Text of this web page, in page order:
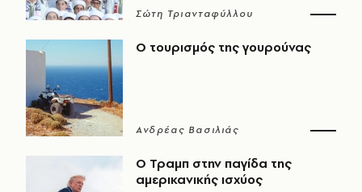
Σώτη Τριανταφύλλου
Ο τουρισμός της γουρούνας
Ανδρέας Βασιλιάς
Ο Τραμπ στην παγίδα της
αμερικανικής ισχύος